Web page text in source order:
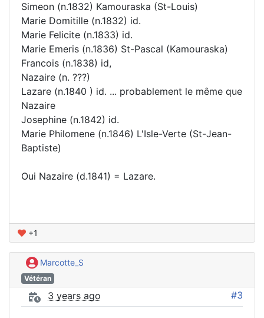
Simeon (n.1832) Kamouraska (St-Louis)
Marie Domitille (n.1832) id.
Marie Felicite (n.1833) id.
Marie Emeris (n.1836) St-Pascal (Kamouraska)
Francois (n.1838) id,
Nazaire (n. ???)
Lazare (n.1840 ) id. ... probablement le même que
Nazaire
Josephine (n.1842) id.
Marie Philomene (n.1846) L'Isle-Verte (St-Jean-
Baptiste)
Oui Nazaire (d.1841) = Lazare.
+1
Marcotte_S
Vétéran
3 years ago #3